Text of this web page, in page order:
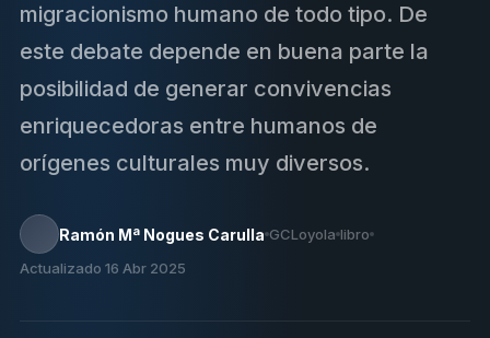
migracionismo humano de todo tipo. De
este debate depende en buena parte la
posibilidad de generar convivencias
enriquecedoras entre humanos de
orígenes culturales muy diversos.
Ramón Mª Nogues Carulla GCLoyola libro
Actualizado 16 Abr 2025